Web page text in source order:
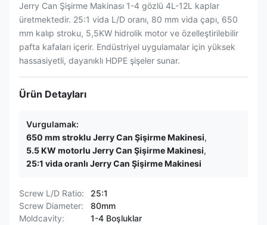
Jerry Can Şişirme Makinası 1-4 gözlü 4L-12L kaplar
üretmektedir. 25:1 vida L/D oranı, 80 mm vida çapı, 650
mm kalıp stroku, 5,5KW hidrolik motor ve özelleştirilebilir
pafta kafaları içerir. Endüstriyel uygulamalar için yüksek
hassasiyetli, dayanıklı HDPE şişeler sunar.
Ürün Detayları
Vurgulamak:
650 mm stroklu Jerry Can Şişirme Makinesi,
5.5 KW motorlu Jerry Can Şişirme Makinesi,
25:1 vida oranlı Jerry Can Şişirme Makinesi
Screw L/D Ratio:
25:1
Screw Diameter:
80mm
Moldcavity:
1-4 Boşluklar